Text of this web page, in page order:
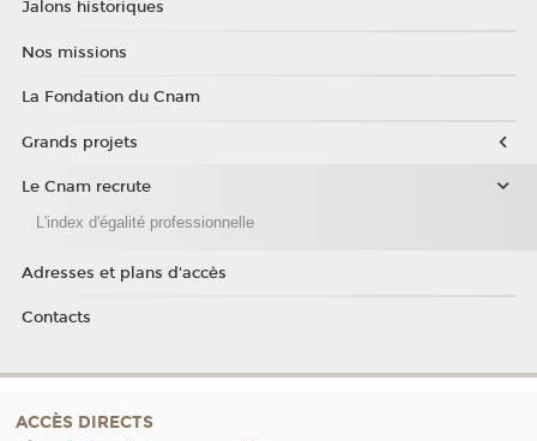
Jalons historiques
Nos missions
La Fondation du Cnam
Grands projets
Le Cnam recrute
L'index d'égalité professionnelle
Adresses et plans d'accès
Contacts
ACCÈS DIRECTS